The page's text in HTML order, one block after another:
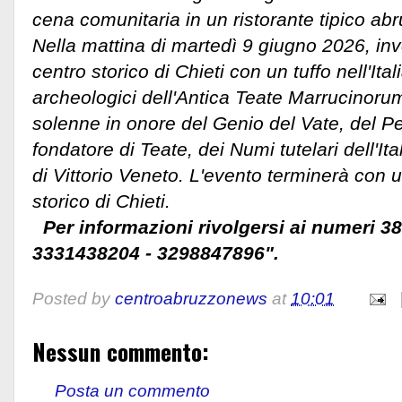
cena comunitaria in un ristorante tipico
Nella mattina di martedì 9 giugno 2026,
centro storico di Chieti con un tuffo
archeologici dell'Antica Teate
solenne in onore del Genio del Vate, del
fondatore di Teate, dei Numi tutelari
di Vittorio Veneto. L'evento terminerà con
storico di Chieti.
Per informazioni rivolgersi ai numeri
3331438204 - 3298847896".
Posted by centroabruzzonews at10:01
Nessun commento:
Posta un commento